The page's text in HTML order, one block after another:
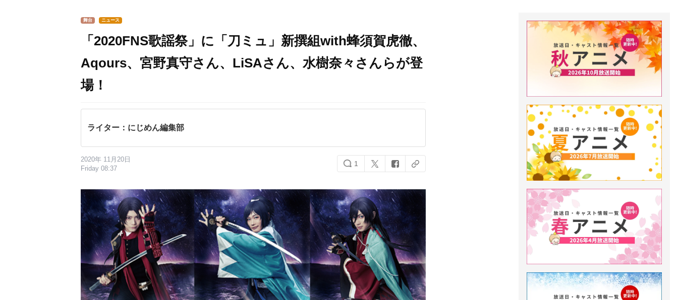
舞台 ニュース
「2020FNS歌謡祭」に「刀ミュ」新撰組with蜂須賀虎徹、
Aqours、宮野真守さん、LiSAさん、水樹奈々さんらが登
場！
ライター：にじめん編集部
2020年 11月20日
Friday 08:37
1